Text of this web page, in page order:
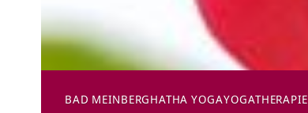
BAD MEINBERGHATHA YOGAYOGATHERAPIE